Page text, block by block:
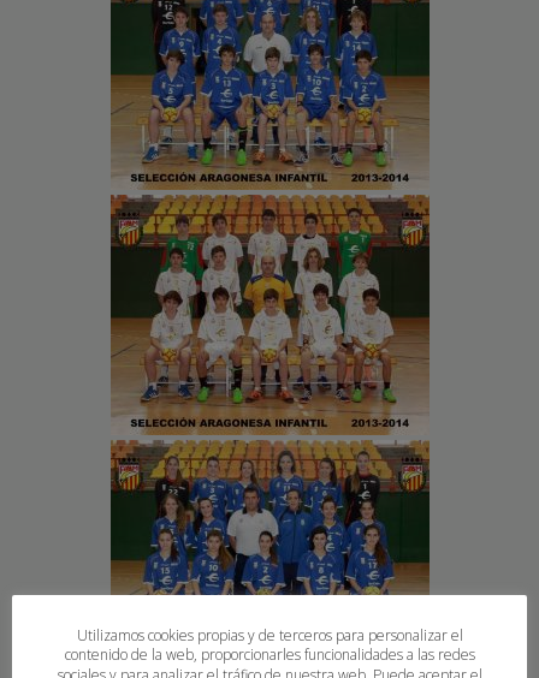
Utilizamos cookies propias y de terceros para personalizar el
contenido de la web, proporcionarles funcionalidades a las redes